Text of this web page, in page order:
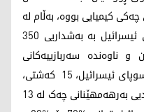
کیمیایی بووە، بەڵام لە
ماوەی48 کاتژمێردا هێزی ئاسمانی ئیسرائیل بە بەشداریی 350
جار ژێرخان و ناوەندە سەربازییەکانی
سووریای بۆردومان کرد، بەگوێرەی سوپای ئیسرائیل، 15 کەشتی،
سیستەمی بەرگریی ئاسمانی و ناوەندیی بەرهەمهێنانی چەک لە 13